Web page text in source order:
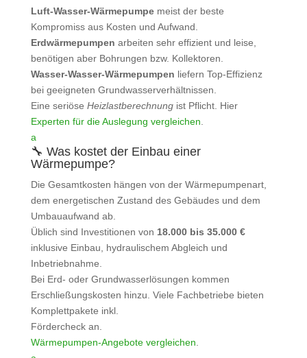
Luft‑Wasser‑Wärmepumpemeist der beste
Kompromiss aus Kosten und Aufwand.
Erdwärmepumpen arbeiten sehr effizient und leise,
benötigen aber Bohrungen bzw. Kollektoren.
Wasser‑Wasser‑Wärmepumpen liefern Top‑Effizienz
bei geeigneten Grundwasserverhältnissen.
Eine seriöse Heizlastberechnungist Pflicht. Hier
Experten für die Auslegung vergleichen
a
🔧 Was kostet der Einbau einer
Wärmepumpe?
Die Gesamtkosten hängen von der Wärmepumpenart,
dem energetischen Zustand des Gebäudes und dem
Umbauaufwand ab.
Üblich sind Investitionen von 18.000 bis 35.000 €
inklusive Einbau, hydraulischem Abgleich und
Inbetriebnahme.
Bei Erd- oder Grundwasserlösungen kommen
Erschließungskosten hinzu. Viele Fachbetriebe bieten
Komplettpakete inkl.
Fördercheck an.
Wärmepumpen‑Angebote vergleichen